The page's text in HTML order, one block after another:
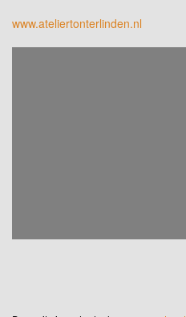
www.ateliertonterlinden.nl